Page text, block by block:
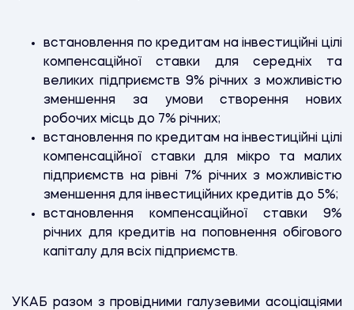
встановлення по кредитам на інвестиційні цілі
компенсаційної ставки для середніх та
великих підприємств 9% річних з можливістю
зменшення за умови створення нових
робочих місць до 7% річних;
встановлення по кредитам на інвестиційні цілі
компенсаційної ставки для мікро та малих
підприємств на рівні 7% річних з можливістю
зменшення для інвестиційних кредитів до 5%;
встановлення компенсаційної ставки 9%
річних для кредитів на поповнення обігового
капіталу для всіх підприємств.
УКАБ разом з провідними галузевими асоціаціями